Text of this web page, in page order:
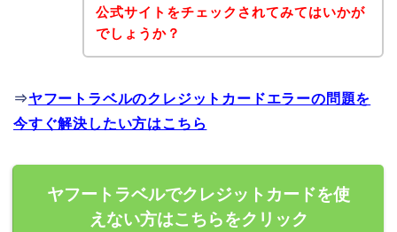
公式サイトをチェックされてみてはいかが
でしょうか？
⇒ヤフートラベルのクレジットカードエラーの問題を
今すぐ解決したい方はこちら
ヤフートラベルでクレジットカードを使
えない方はこちらをクリック